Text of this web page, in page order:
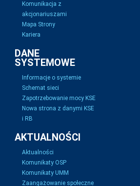
Komunikacja z
akcjonariuszami
Mapa Strony
Kariera
DANE
SYSTEMOWE
Informacje o systemie
Schemat sieci
Zapotrzebowanie mocy KSE
Nowa strona z danymi KSE
i RB
AKTUALNOŚCI
Aktualności
Komunikaty OSP
Komunikaty UMM
Zaangażowanie społeczne